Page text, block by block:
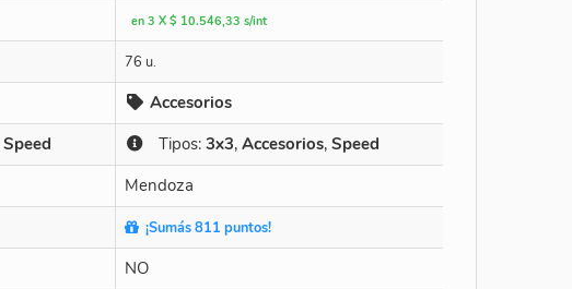
en 3 X $ 10.546,33 s/int
76 u.
Accesorios
Speed Tipos: 3x3, Accesorios, Speed
Mendoza
¡Sumás 811 puntos!
NO